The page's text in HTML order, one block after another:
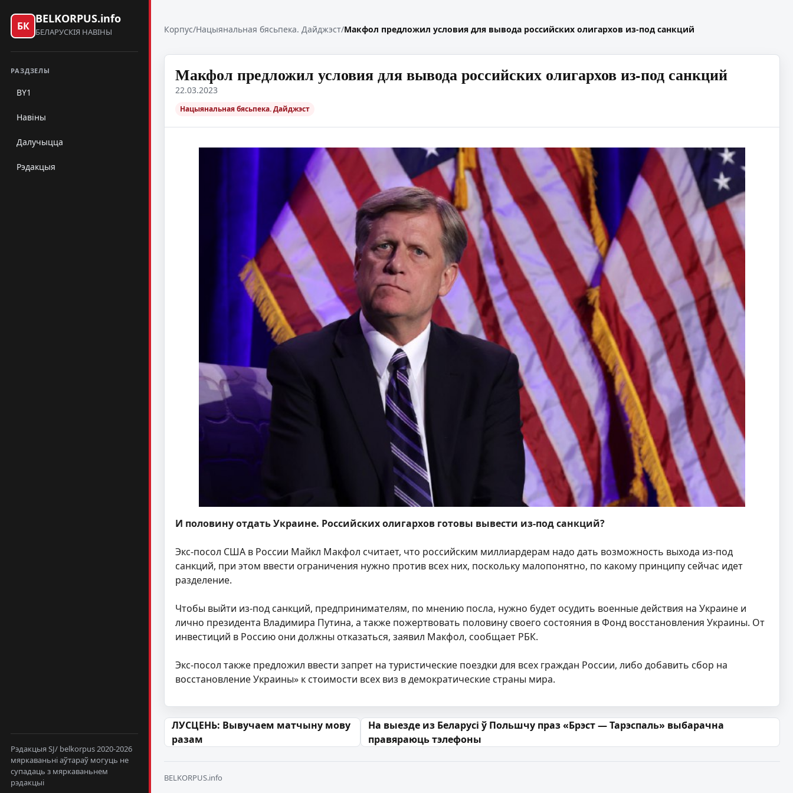
БК
BELKORPUS.info
БЕЛАРУСКІЯ НАВІНЫ
РАЗДЗЕЛЫ
BY1
Навіны
Далучыцца
Рэдакцыя
Рэдакцыя SJ/ belkorpus 2020-2026
мяркаваньні аўтараў могуць не
супадаць з мяркаваньнем
рэдакцыі
Корпус/Нацыянальная бясьпека. Дайджэст/Макфол предложил условия для вывода российских олигархов из-под санкций
Макфол предложил условия для вывода российских олигархов из-под санкций
22.03.2023
Нацыянальная бясьпека. Дайджэст
И половину отдать Украине. Российских олигархов готовы вывести из-под санкций?
Экс-посол США в России Майкл Макфол считает, что российским миллиардерам надо дать возможность выхода из-под
санкций, при этом ввести ограничения нужно против всех них, поскольку малопонятно, по какому принципу сейчас идет
разделение.
Чтобы выйти из-под санкций, предпринимателям, по мнению посла, нужно будет осудить военные действия на Украине и
лично президента Владимира Путина, а также пожертвовать половину своего состояния в Фонд восстановления Украины. От
инвестиций в Россию они должны отказаться, заявил Макфол, сообщает РБК.
Экс-посол также предложил ввести запрет на туристические поездки для всех граждан России, либо добавить сбор на
восстановление Украины» к стоимости всех виз в демократические страны мира.
Навігацыя па запісах
ЛУСЦЕНЬ: Вывучаем матчыну мову
разам
На выезде из Беларусі ў Польшчу праз «Брэст — Тарэспаль» выбарачна
правяраюць тэлефоны
BELKORPUS.info